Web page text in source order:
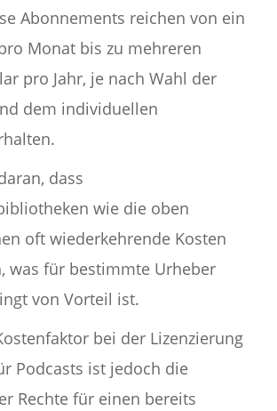
Abonnements reichen von ein
Monat bis zu mehreren
pro Jahr, je nach Wahl der
dem individuellen
dass
wie die oben
oft wiederkehrende Kosten
was für bestimmte Urheber
von Vorteil ist.
bei der Lizenzierung
Podcasts ist jedoch die
Rechte für einen bereits